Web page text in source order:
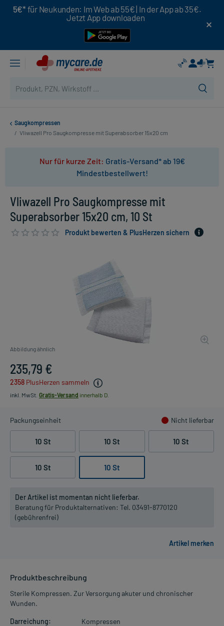
5€* für Neukunden: Im Web ab 55€ | In der App ab 35€.
Jetzt App downloaden
Saugkompressen
/ Vliwazell Pro Saugkompresse mit Superabsorber 15x20 cm
Nur für kurze Zeit: Gratis-Versand* ab 19€
Mindestbestellwert!
Vliwazell Pro Saugkompresse mit
Superabsorber 15x20 cm, 10 St
Produkt bewerten & PlusHerzen sichern
Abbildung ähnlich
235,79 €
2358 PlusHerzen sammeln
inkl. MwSt. Gratis-Versand innerhalb D.
Packungseinheit Nicht lieferbar
10 St 10 St 10 St
10 St 10 St
Der Artikel ist momentan nicht lieferbar.
Beratung für Produktalternativen: Tel. 03491-8770120
(gebührenfrei)
Produktbeschreibung
Sterile Kompressen. Zur Versorgung akuter und chronischer
Wunden.
Darreichung:
Kompressen